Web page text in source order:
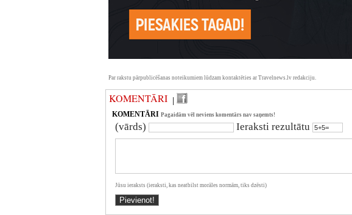
Par rakstu pārpublicēšanas noteikumiem lūdzam kontaktēties ar Travelnews.lv redakciju.
KOMENTĀRI |
KOMENTĀRI Pagaidām vēl neviens komentārs nav saņemts!
(vārds) Ieraksti rezultātu
Jūsu ieraksts (ieraksti, kas neatbilst morāles normām, tiks dzēsti)